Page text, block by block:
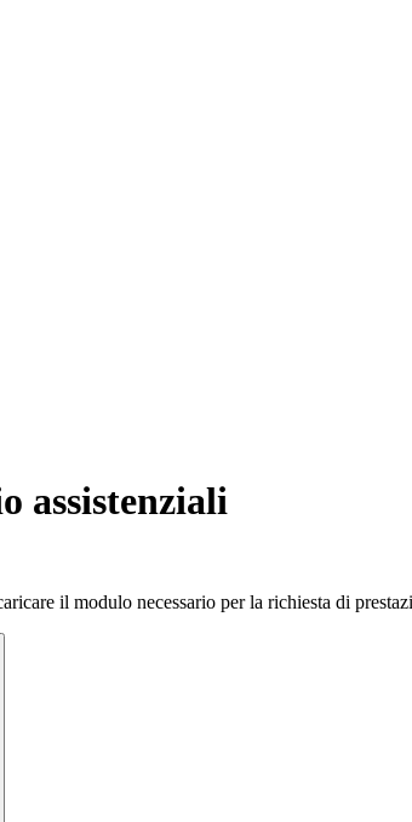
assistenziali
il modulo necessario per la richiesta di